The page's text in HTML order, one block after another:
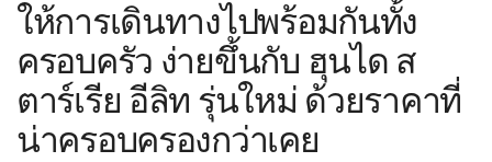
ให้การเดินทางไปพร้อมกันทั้ง
ครอบครัว ง่ายขึ้นกับ ฮุนได ส
ตาร์เรีย อีลิท รุ่นใหม่ ด้วยราคาที่
น่าครอบครองกว่าเคย